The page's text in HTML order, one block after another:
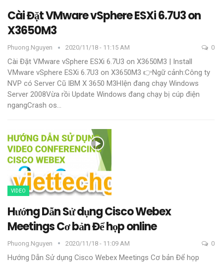
Cài Đặt VMware vSphere ESXi 6.7U3 on
X3650M3
Phuong.nguyen 2020/11/18 - 11:15 AM 0
Cài Đặt VMware vSphere ESXi 6.7U3 on X3650M3 | Install
VMware vSphere ESXi 6.7U3 on X3650M3 👉Ngữ cảnh:Công ty
NVP có Server Cũ IBM X 3650 M3HIện đang chạy Windows
Server 2008Vừa rồi Update Windows đang chạy bị cúp điện
ngangCrash os…
VIDEO
Hướng Dẫn Sử dụng Cisco Webex
Meetings Cơ bản Để họp online
Phuong.nguyen 2020/11/18 - 11:09 AM 0
Hướng Dẫn Sử dụng Cisco Webex Meetings Cơ bản Để họp